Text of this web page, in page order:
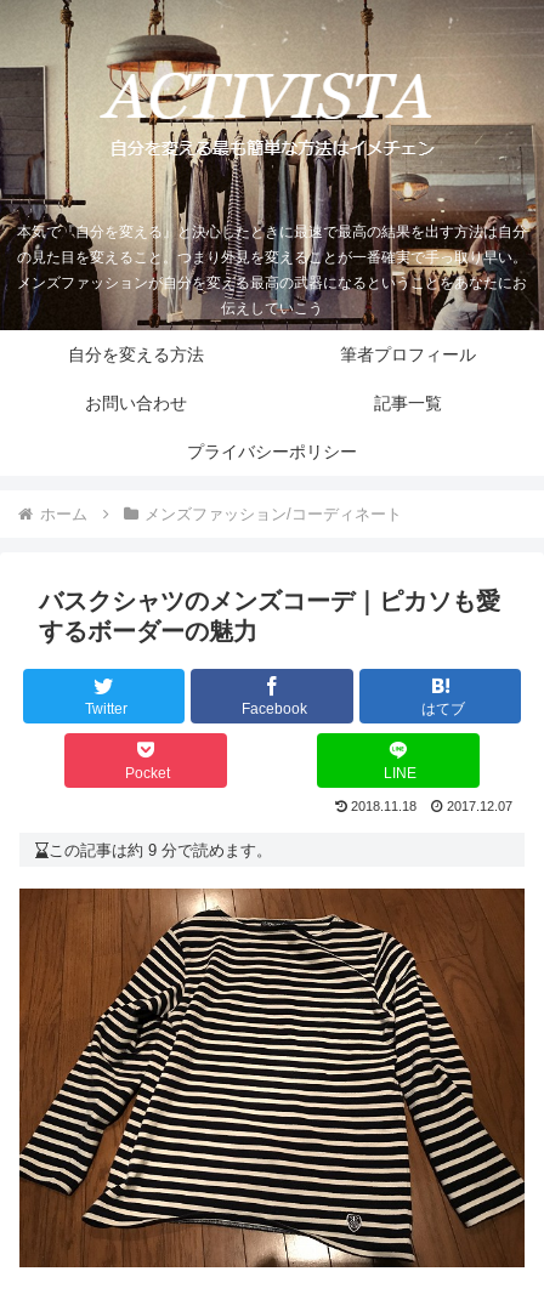
本気で『自分を変える』と決心したときに最速で最高の結果を出す方法は自分
の見た目を変えること。つまり外見を変えることが一番確実で手っ取り早い。
メンズファッションが自分を変える最高の武器になるということをあなたにお
伝えしていこう
自分を変える方法 筆者プロフィール
お問い合わせ 記事一覧
プライバシーポリシー
ホーム メンズファッション/コーディネート
バスクシャツのメンズコーデ｜ピカソも愛
するボーダーの魅力
Twitter Facebook はてブ
Pocket LINE
2018.11.18 2017.12.07
この記事は約 9 分で読めます。